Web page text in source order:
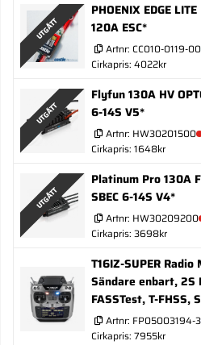
UTGÅTT
PHOENIX EDGE
120A ESC*
Artnr: CC010-0119-00
Cirkapris: 4022kr
UTGÅTT
Flyfun 130A HV
6-14S V5*
Artnr: HW30201500
Cirkapris: 1648kr
UTGÅTT
Platinum Pro 130A
SBEC 6-14S V4*
Artnr: HW30209200
Cirkapris: 3698kr
T16IZ-SUPER Radio
Sändare enbart, 2S
FASSTest, T-FHSS,
Artnr: FP05003194-3
Cirkapris: 7955kr